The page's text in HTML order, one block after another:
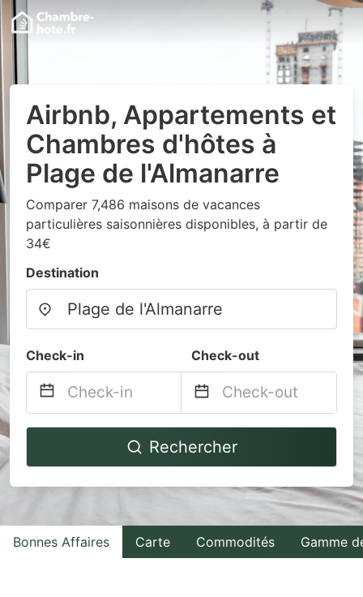
Airbnb, Appartements et
Chambres d'hôtes à
Plage de l'Almanarre
Comparer 7,486 maisons de vacances
particulières saisonnières disponibles, à partir de
34€
Destination
Check-in Check-out
Navigate
to
with
the
Navigate
backward
to
interact
with
the
Rechercher
Bonnes Affaires Carte Commodités Gamme